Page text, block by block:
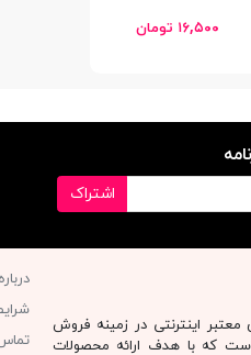
۱۶,۵۰۰ تومان
اشتراک
معتبر اینترنتی در زمینه فروش
که با هدف ارائه محصولات